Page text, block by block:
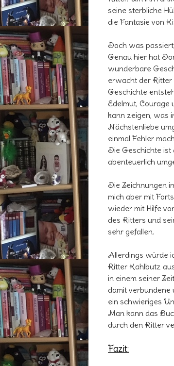
seine sterbliche
die Fantasie von
Doch was
Genau hier hat
wunderbare
erwacht der
Geschichte
Edelmut, Courage
kann zeigen, was
Nächstenliebe
einmal Fehler
Die Geschichte
abenteuerlich
Die Zeichnungen
mich aber mit
wieder mit Hilfe
des Ritters und
sehr gefallen.
Allerdings würde
Ritter Kahlbutz
in einem seiner
damit verbundene
ein schwieriges
Man kann das
durch den Ritter
Fazit: